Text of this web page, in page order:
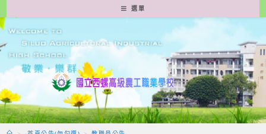
轉
至
要
容
選單